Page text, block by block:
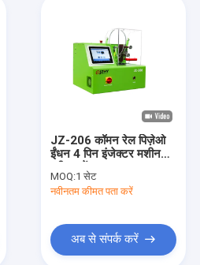
JZ-206 कॉमन रेल पिज़ेओ
ईंधन 4 पिन इंजेक्टर मशीन
परीक्षण बेंच
MOQ:1 सेट
नवीनतम कीमत पता करें
अब से संपर्क करें